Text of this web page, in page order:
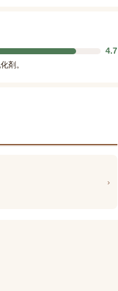
4.7
剤。
›